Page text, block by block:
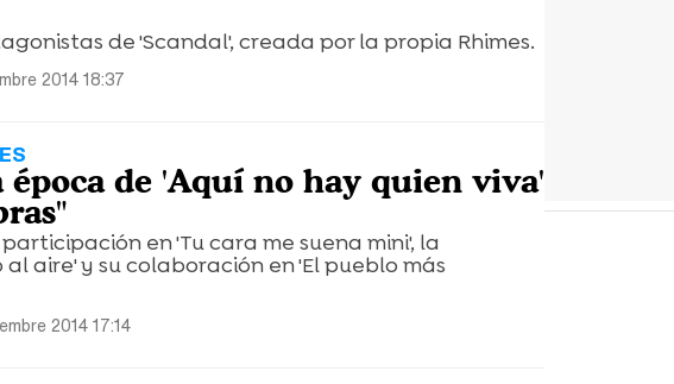
de 'Scandal', creada por la propia Rhimes.
2014 18:37
de 'Aquí no hay quien viva'
en 'Tu cara me suena mini', la
aire' y su colaboración en 'El pueblo más
2014 17:14